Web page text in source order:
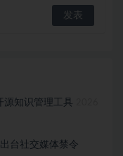
源知识管理工具
台社交媒体禁令